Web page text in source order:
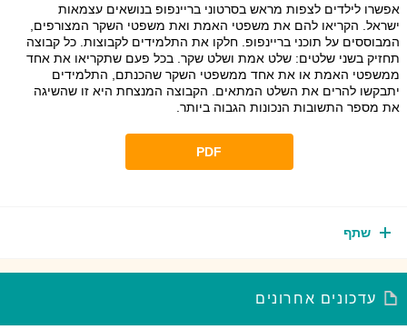
לילדים לצפות מראש בסרטוני בריינפופ בנושאים עצמאות
הקריאו להם את משפטי האמת ואת משפטי השקר המצורפים,
על תוכני בריינפופ. חלקו את התלמידים לקבוצות. כל קבוצה
בשני שלטים: שלט אמת ושלט שקר. בכל פעם שתקריאו את אחד
האמת או את אחד ממשפטי השקר שהכנתם, התלמידים
להרים את השלט המתאים. הקבוצה המנצחת היא זו שהשיגה
מספר התשובות הנכונות הגבוה ביותר.
PDF
שתף
עדכונים אחרונים